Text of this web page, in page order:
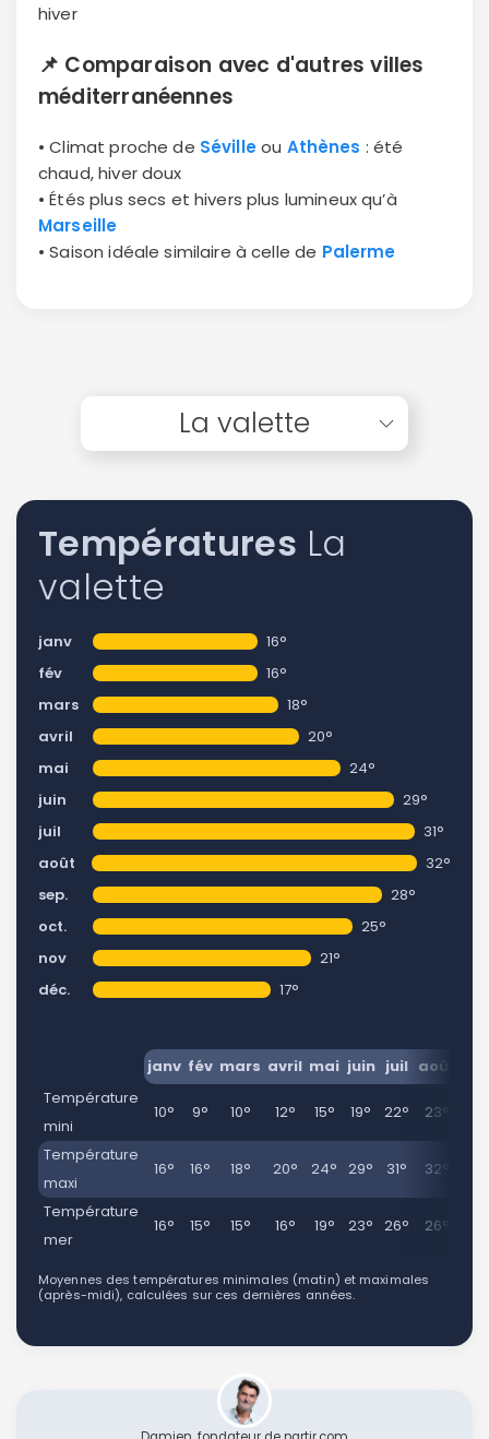
hiver
📌 Comparaison avec d'autres villes
méditerranéennes
• Climat proche de Sévilleou Athènes : été
chaud, hiver doux
• Étés plus secs et hivers plus lumineux qu’à
Marseille
• Saison idéale similaire à celle de Palerme
La valette
Températures La
valette
janv
16°
fév
16°
mars
18°
avril
20°
mai
24°
juin
29°
juil
31°
août
32°
sep.
28°
oct.
25°
nov
21°
déc.
17°
janv fév mars avril mai juin juil août
Température
mini
10° 9° 10° 12° 15° 19° 22° 23°
Température
maxi
16° 16° 18° 20° 24° 29° 31° 32°
Température
mer
16° 15° 15° 16° 19° 23° 26° 26°
Moyennes des températures minimales (matin) et maximales
(après-midi), calculées sur ces dernières années.